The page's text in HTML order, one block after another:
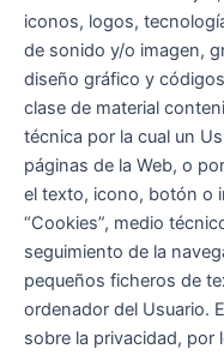
iconos, logos,
de sonido y/o imagen,
diseño gráfico y
clase de material
técnica por la cual un
páginas de la Web, o
el texto, icono, botón o
“Cookies”, medio
seguimiento de la
pequeños ficheros de
ordenador del Usuario.
sobre la privacidad, por